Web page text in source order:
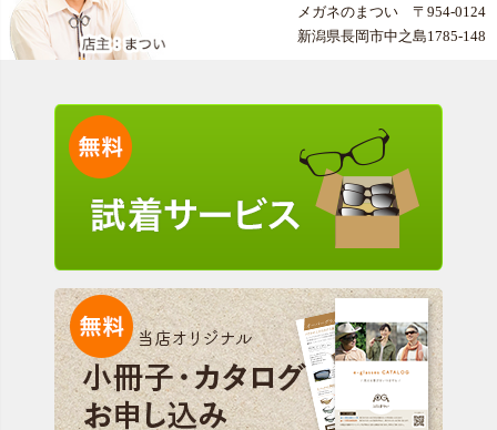
メガネのまつい 〒954-0124
新潟県長岡市中之島1785-148